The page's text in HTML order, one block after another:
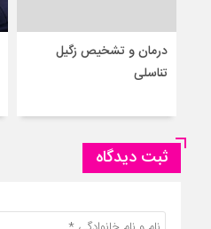
درمان و تشخیص زگیل
تناسلی
ثبت دیدگاه